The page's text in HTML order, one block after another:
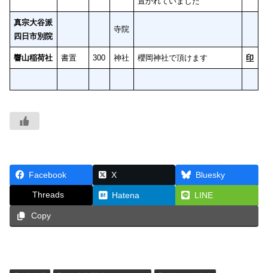
真宗大谷派
四日市別院
寺院
響山稲荷社 書置 300 神社 櫻岡神社で頂けます 印
Facebook X Bluesky
Threads Hatena LINE
Copy